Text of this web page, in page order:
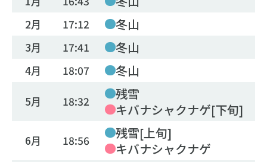
2月 17:12 冬山
3月 17:41 冬山
4月 18:07 冬山
5月 18:32
残雪
キバナシャクナゲ[下旬]
6月 18:56
残雪[上旬]
キバナシャクナゲ